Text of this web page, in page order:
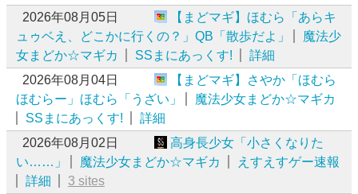
2026年08月05日
【まどマギ】ほむら「あらキ
ュゥベえ、どこかに行くの？」QB「散歩だよ」
魔法少
女まどか☆マギカ
SSまにあっくす!
詳細
2026年08月04日
【まどマギ】さやか「ほむら
ほむらー」ほむら「うざい」
魔法少女まどか☆マギカ
SSまにあっくす!
詳細
2026年08月02日
高身長少女「小さくなりた
い……」
魔法少女まどか☆マギカ
えすえすゲー速報
詳細
3 sites